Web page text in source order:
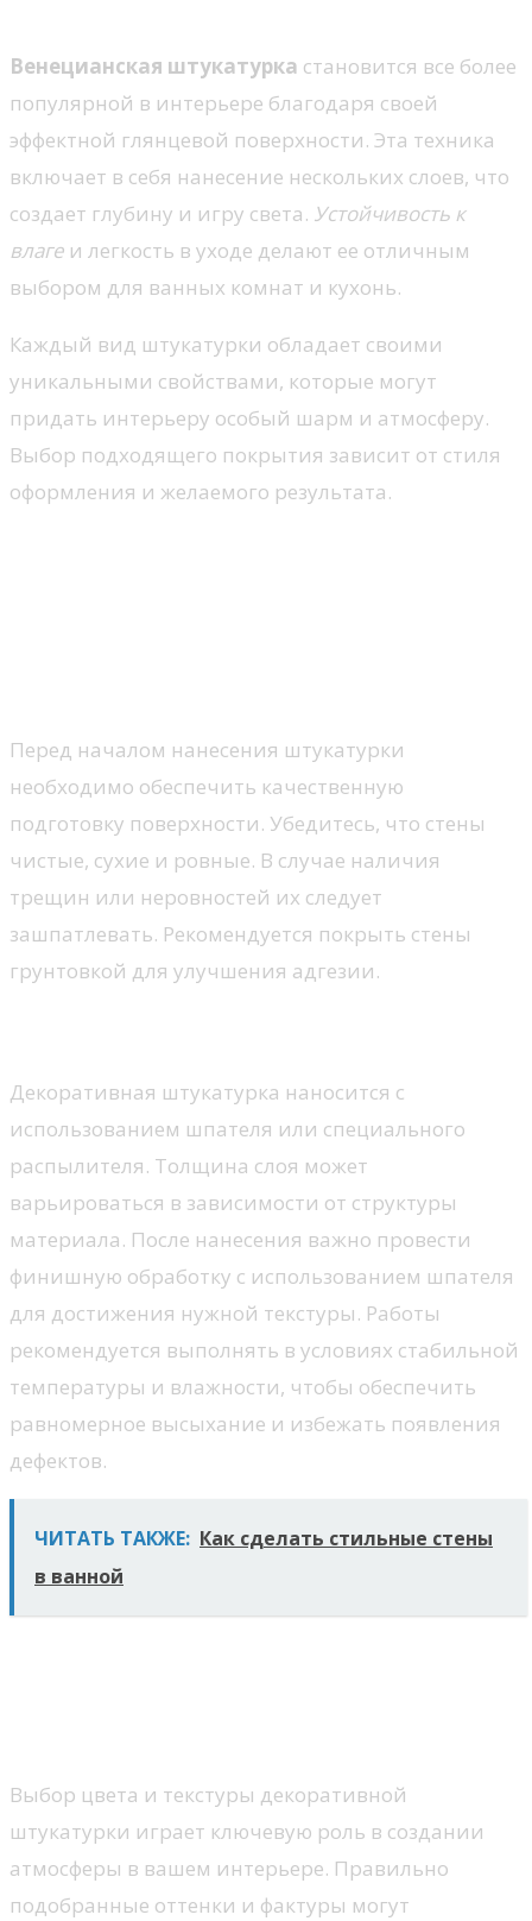
Венецианская штукатурка становится все более
популярной в интерьере благодаря своей
эффектной глянцевой поверхности. Эта техника
включает в себя нанесение нескольких слоев, что
создает глубину и игру света. Устойчивость к
влаге и легкость в уходе делают ее отличным
выбором для ванных комнат и кухонь.
Каждый вид штукатурки обладает своими
уникальными свойствами, которые могут
придать интерьеру особый шарм и атмосферу.
Выбор подходящего покрытия зависит от стиля
оформления и желаемого результата.
Перед началом нанесения штукатурки
необходимо обеспечить качественную
подготовку поверхности. Убедитесь, что стены
чистые, сухие и ровные. В случае наличия
трещин или неровностей их следует
зашпатлевать. Рекомендуется покрыть стены
грунтовкой для улучшения адгезии.
Декоративная штукатурка наносится с
использованием шпателя или специального
распылителя. Толщина слоя может
варьироваться в зависимости от структуры
материала. После нанесения важно провести
финишную обработку с использованием шпателя
для достижения нужной текстуры. Работы
рекомендуется выполнять в условиях стабильной
температуры и влажности, чтобы обеспечить
равномерное высыхание и избежать появления
дефектов.
ЧИТАТЬ ТАКЖЕ: Как сделать стильные стены
в ванной
Выбор цвета и текстуры декоративной
штукатурки играет ключевую роль в создании
атмосферы в вашем интерьере. Правильно
подобранные оттенки и фактуры могут